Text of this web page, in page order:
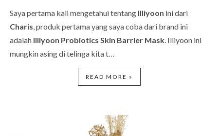
Saya pertama kali mengetahui tentang Illiyoon ini dari
Charis, produk pertama yang saya coba dari brand ini
adalah Illiyoon Probiotics Skin Barrier Mask. Illiyoon ini
mungkin asing di telinga kita t…
READ MORE »